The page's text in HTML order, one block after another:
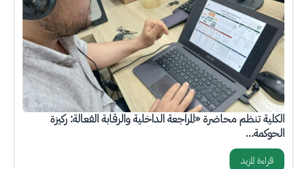
الكلية تنظم محاضرة «المراجعة الداخلية والرقابة الفعالة: ركيزة
الحوكمة…
قراءة المزيد